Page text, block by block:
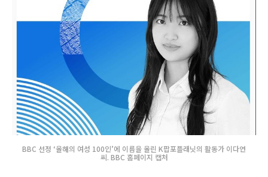
BBC 선정 ‘올해의 여성 100인’에 이름을 올린 K팝포플래닛의 활동가 이다연
씨. BBC 홈페이지 캡처